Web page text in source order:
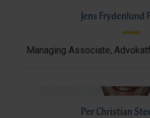
Jens Frydenlund
Managing Associate,
Per Christian